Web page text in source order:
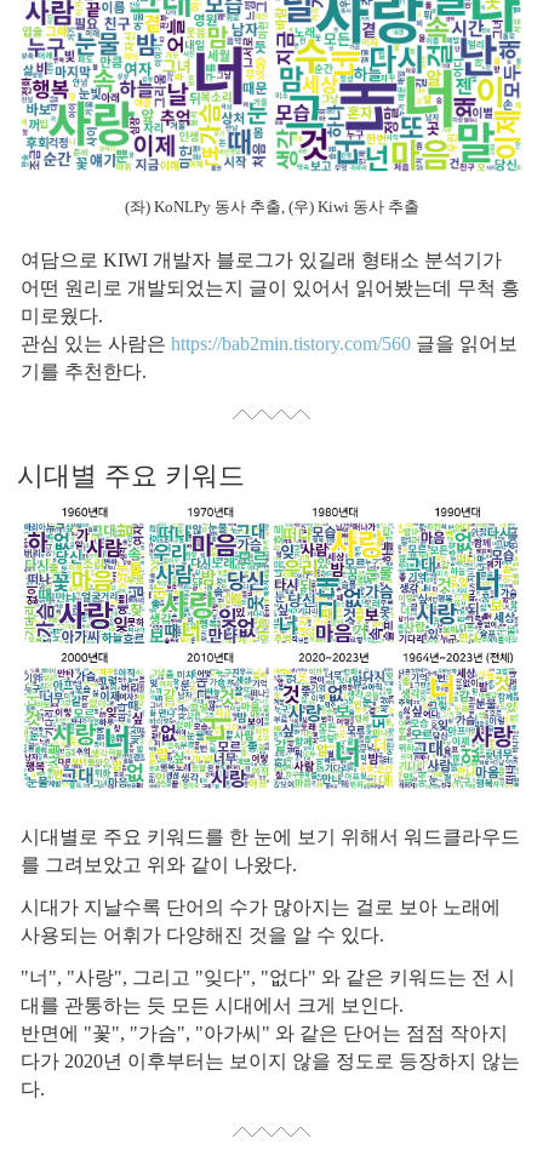
(좌) KoNLPy 동사 추출, (우) Kiwi 동사 추출
여담으로 KIWI 개발자 블로그가 있길래 형태소 분석기가
어떤 원리로 개발되었는지 글이 있어서 읽어봤는데 무척 흥
미로웠다.
관심 있는 사람은 https://bab2min.tistory.com/560 글을 읽어보
기를 추천한다.
시대별 주요 키워드
시대별로 주요 키워드를 한 눈에 보기 위해서 워드클라우드
를 그려보았고 위와 같이 나왔다.
시대가 지날수록 단어의 수가 많아지는 걸로 보아 노래에
사용되는 어휘가 다양해진 것을 알 수 있다.
"너", "사랑", 그리고 "잊다", "없다" 와 같은 키워드는 전 시
대를 관통하는 듯 모든 시대에서 크게 보인다.
반면에 "꽃", "가슴", "아가씨" 와 같은 단어는 점점 작아지
다가 2020년 이후부터는 보이지 않을 정도로 등장하지 않는
다.